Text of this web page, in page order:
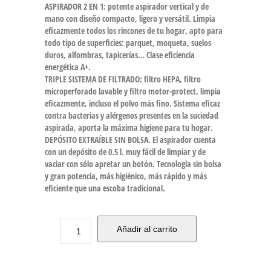
ASPIRADOR 2 EN 1: potente aspirador vertical y de
mano con diseño compacto, ligero y versátil. Limpia
eficazmente todos los rincones de tu hogar, apto para
todo tipo de superficies: parquet, moqueta, suelos
duros, alfombras, tapicerías… Clase eficiencia
energética A+.
TRIPLE SISTEMA DE FILTRADO: filtro HEPA, filtro
microperforado lavable y filtro motor-protect, limpia
eficazmente, incluso el polvo más fino. Sistema eficaz
contra bacterias y alérgenos presentes en la suciedad
aspirada, aporta la máxima higiene para tu hogar.
DEPÓSITO EXTRAÍBLE SIN BOLSA. El aspirador cuenta
con un depósito de 0.5 l. muy fácil de limpiar y de
vaciar con sólo apretar un botón. Tecnología sin bolsa
y gran potencia, más higiénico, más rápido y más
eficiente que una escoba tradicional.
Añadir al carrito